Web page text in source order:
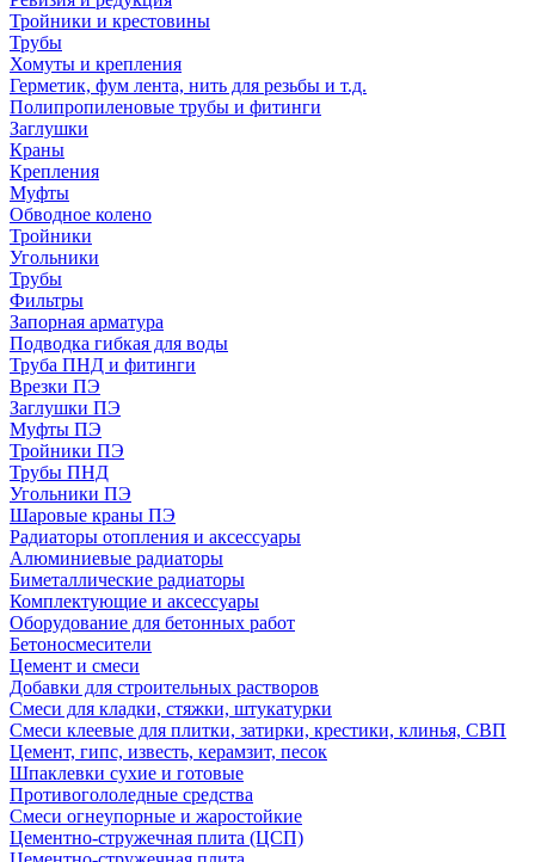
Тройники и крестовины
Трубы
Хомуты и крепления
Герметик, фум лента, нить для резьбы и т.д.
Полипропиленовые трубы и фитинги
Заглушки
Краны
Крепления
Муфты
Обводное колено
Тройники
Угольники
Трубы
Фильтры
Запорная арматура
Подводка гибкая для воды
Труба ПНД и фитинги
Врезки ПЭ
Заглушки ПЭ
Муфты ПЭ
Тройники ПЭ
Трубы ПНД
Угольники ПЭ
Шаровые краны ПЭ
Радиаторы отопления и аксессуары
Алюминиевые радиаторы
Биметаллические радиаторы
Комплектующие и аксессуары
Оборудование для бетонных работ
Бетоносмесители
Цемент и смеси
Добавки для строительных растворов
Смеси для кладки, стяжки, штукатурки
Смеси клеевые для плитки, затирки, крестики, клинья, СВП
Цемент, гипс, известь, керамзит, песок
Шпаклевки сухие и готовые
Противогололедные средства
Смеси огнеупорные и жаростойкие
Цементно-стружечная плита (ЦСП)